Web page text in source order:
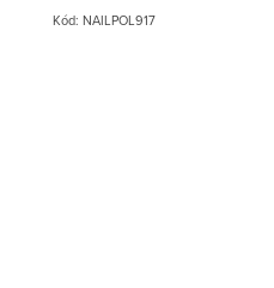
Kód: NAILPOL917